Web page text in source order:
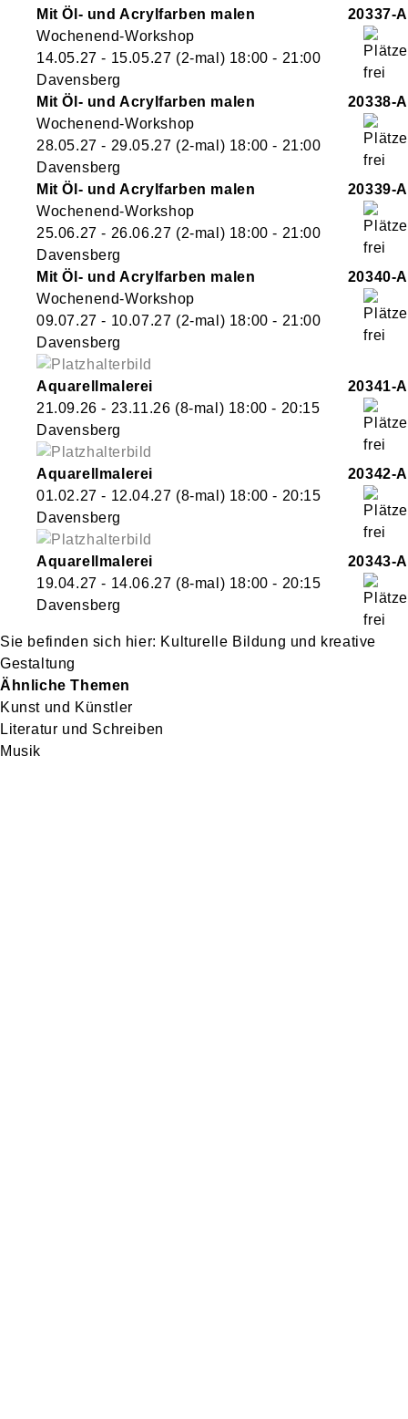
Mit Öl- und Acrylfarben malen
20337-A
Wochenend-Workshop
14.05.27 - 15.05.27 (2-mal) 18:00 - 21:00
Davensberg
Mit Öl- und Acrylfarben malen
20338-A
Wochenend-Workshop
28.05.27 - 29.05.27 (2-mal) 18:00 - 21:00
Davensberg
Mit Öl- und Acrylfarben malen
20339-A
Wochenend-Workshop
25.06.27 - 26.06.27 (2-mal) 18:00 - 21:00
Davensberg
Mit Öl- und Acrylfarben malen
20340-A
Wochenend-Workshop
09.07.27 - 10.07.27 (2-mal) 18:00 - 21:00
Davensberg
Aquarellmalerei
20341-A
21.09.26 - 23.11.26 (8-mal) 18:00 - 20:15
Davensberg
Aquarellmalerei
20342-A
01.02.27 - 12.04.27 (8-mal) 18:00 - 20:15
Davensberg
Aquarellmalerei
20343-A
19.04.27 - 14.06.27 (8-mal) 18:00 - 20:15
Davensberg
Kulturelle Bildung und kreative
Gestaltung
Ähnliche Themen
Kunst und Künstler
Literatur und Schreiben
Musik